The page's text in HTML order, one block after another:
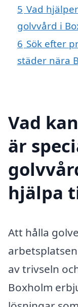
5 Vad
golvvård i
6 Sök efter
städer nära
Vad
är
hjälpa
Att hålla
av trivseln
Boxholm